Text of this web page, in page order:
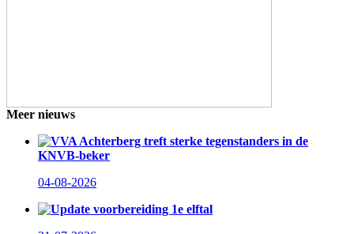
Meer nieuws
VVA Achterberg treft sterke tegenstanders in de
KNVB-beker
04-08-2026
Update voorbereiding 1e elftal